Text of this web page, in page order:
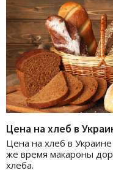
Цена на хлеб в
Цена на хлеб в
же время макароны
хлеба.